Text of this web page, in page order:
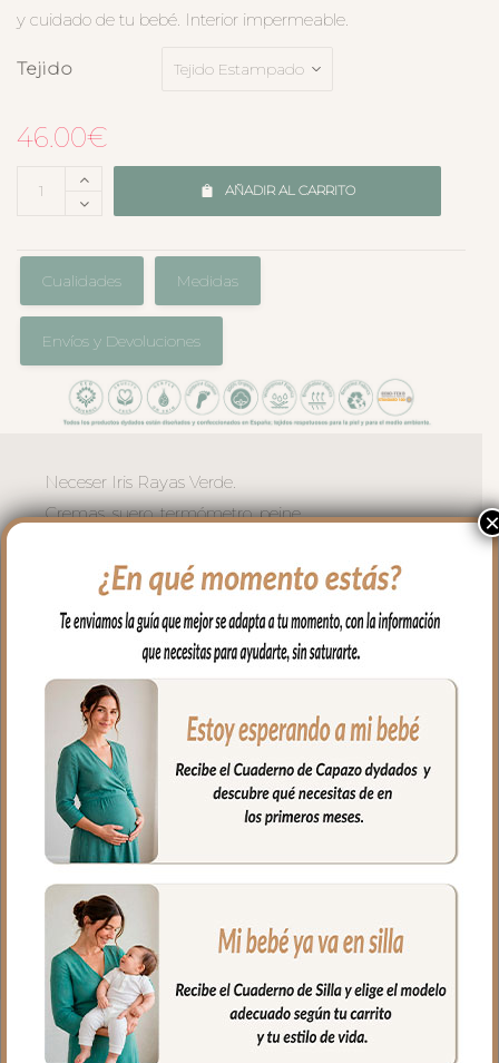
y cuidado de tu bebé. Interior impermeable.
Tejido
46.00€
AÑADIR AL CARRITO
Cualidades Medidas
Envíos y Devoluciones
Neceser Iris Rayas Verde.
Cremas, suero, termómetro, peine,
y a mano todos los artículos de higiene de
da gusto abrirlo.
En tejido resistente e impermeable
estampado Iris Rayas Verde de 26 x 15 x
10 cm, con interior cuidadosamente
organizado con bolsillos también es
impermeable para limpiar en segundos.
Coordinado con el bolso, la maleta y el
cambiador de la Colección para un
resultado de conjunto impecable.
Fabricado artesanalmente en España
con materiales de primera calidad.
×